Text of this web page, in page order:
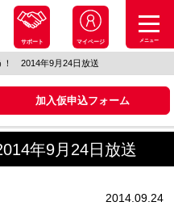
サポート マイページ メニュー
！ 2014年9月24日放送
加入仮申込フォーム
年9月24日放送
2014.09.24